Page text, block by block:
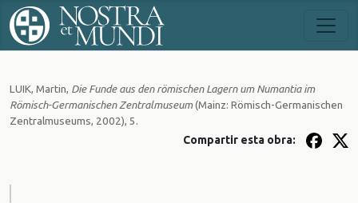
LUIK, Martin, Die Funde aus den römischen Lagern um Numantia im
Römisch-Germanischen Zentralmuseum(Mainz: Römisch-Germanischen
Zentralmuseums, 2002), 5.
Compartir esta obra: